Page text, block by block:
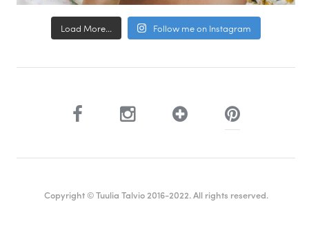
Load More... Follow me on Instagram
Copyright © Tuulia Talvio 2016-2022. All rights reserved.